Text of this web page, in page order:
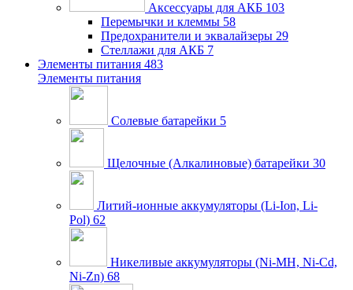
Аксессуары для АКБ 103
Перемычки и клеммы 58
Предохранители и эквалайзеры 29
Стеллажи для АКБ 7
Элементы питания 483
Элементы питания
Солевые батарейки 5
Щелочные (Алкалиновые) батарейки 30
Литий-ионные аккумуляторы (Li-Ion, Li-
Pol) 62
Никеливые аккумуляторы (Ni-MH, Ni-Cd,
Ni-Zn) 68